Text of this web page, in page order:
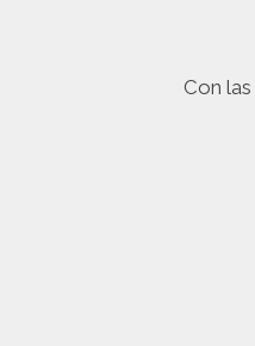
Con las